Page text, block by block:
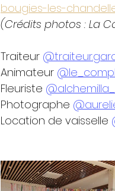
bougies-les-
(Crédits photos : La
Traiteur
Animateur
Fleuriste
Photographe
Location de vaisselle